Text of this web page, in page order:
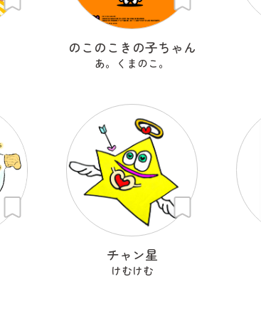
のこのこきの子ちゃん
あ。くまのこ。
チャン星
けむけむ